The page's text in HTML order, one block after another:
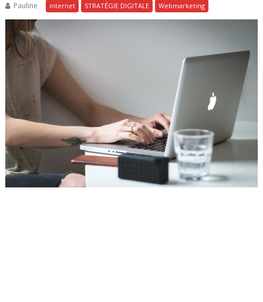
Pauline
internet STRATÉGIE DIGITALE Webmarketing